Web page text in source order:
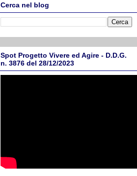
Cerca nel blog
Spot Progetto Vivere ed Agire - D.D.G.
n. 3876 del 28/12/2023